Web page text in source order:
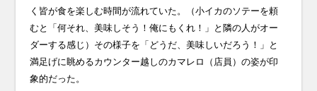
く皆が食を楽しむ時間が流れていた。（小イカのソテーを頼
むと「何それ、美味しそう！俺にもくれ！」と隣の人がオー
ダーする感じ）その様子を「どうだ、美味しいだろう！」と
満足げに眺めるカウンター越しのカマレロ（店員）の姿が印
象的だった。